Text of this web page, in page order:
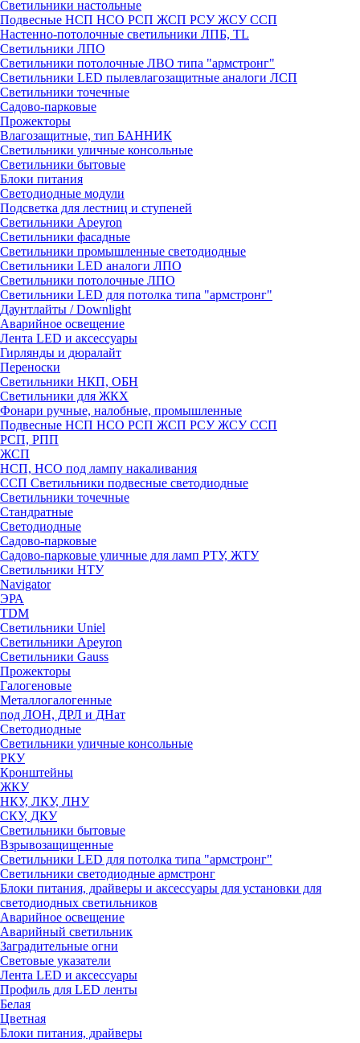
Светильники настольные
Подвесные НСП НСО РСП ЖСП РСУ ЖСУ ССП
Настенно-потолочные светильники ЛПБ, TL
Светильники ЛПО
Светильники потолочные ЛВО типа "армстронг"
Светильники LED пылевлагозащитные аналоги ЛСП
Светильники точечные
Садово-парковые
Прожекторы
Влагозащитные, тип БАННИК
Светильники уличные консольные
Светильники бытовые
Блоки питания
Светодиодные модули
Подсветка для лестниц и ступеней
Светильники Apeyron
Светильники фасадные
Светильники промышленные светодиодные
Светильники LED аналоги ЛПО
Светильники потолочные ЛПО
Светильники LED для потолка типа "армстронг"
Даунтлайты / Downlight
Аварийное освещение
Лента LED и аксессуары
Гирлянды и дюралайт
Переноски
Светильники НКП, ОБН
Светильники для ЖКХ
Фонари ручные, налобные, промышленные
Подвесные НСП НСО РСП ЖСП РСУ ЖСУ ССП
РСП, РПП
ЖСП
НСП, НСО под лампу накаливания
ССП Светильники подвесные светодиодные
Светильники точечные
Стандратные
Светодиодные
Садово-парковые
Садово-парковые уличные для ламп РТУ, ЖТУ
Светильники НТУ
Navigator
ЭРА
TDM
Светильники Uniel
Светильники Apeyron
Светильники Gauss
Прожекторы
Галогеновые
Металлогалогенные
под ЛОН, ДРЛ и ДНат
Светодиодные
Светильники уличные консольные
РКУ
Кронштейны
ЖКУ
НКУ, ЛКУ, ЛНУ
СКУ, ДКУ
Светильники бытовые
Взрывозащищенные
Светильники LED для потолка типа "армстронг"
Светильники светодиодные армстронг
Блоки питания, драйверы и аксессуары для установки для
светодиодных светильников
Аварийное освещение
Аварийный светильник
Заградительные огни
Световые указатели
Лента LED и аксессуары
Профиль для LED ленты
Белая
Цветная
Блоки питания, драйверы